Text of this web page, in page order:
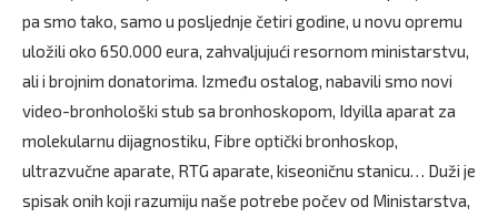
pa smo tako, samo u posljednje četiri godine, u novu opremu
uložili oko 650.000 eura, zahvaljujući resornom ministarstvu,
ali i brojnim donatorima. Između ostalog, nabavili smo novi
video-bronhološki stub sa bronhoskopom, Idyilla aparat za
molekularnu dijagnostiku, Fibre optički bronhoskop,
ultrazvučne aparate, RTG aparate, kiseoničnu stanicu… Duži je
spisak onih koji razumiju naše potrebe počev od Ministarstva,